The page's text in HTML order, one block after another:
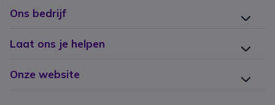
Ons bedrijf
Laat ons je helpen
Onze website